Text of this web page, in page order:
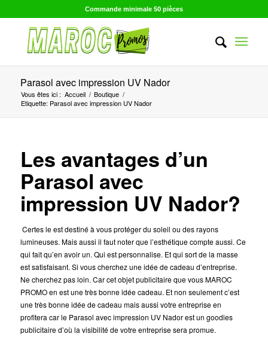
Commande minimale 50 pièces
Parasol avec impression UV Nador
Vous êtes ici : Accueil / Boutique /
Etiquette: Parasol avec impression UV Nador
Les avantages d’un
Parasol avec
impression UV Nador?
Certes le est destiné à vous protéger du soleil ou des rayons
lumineuses. Mais aussi il faut noter que l’esthétique compte aussi. Ce
qui fait qu’en avoir un. Qui est personnalise. Et qui sort de la masse
est satisfaisant. Si vous cherchez une idée de cadeau d’entreprise.
Ne cherchez pas loin. Car cet objet publicitaireque vous MAROC
PROMO en est une très bonne idée cadeau. Et non seulement c’est
une très bonne idée de cadeau mais aussi votre entreprise en
profitera car le Parasol avec impression UV Nador est un goodies
publicitaire d’où la visibilité de votre entreprise sera promue.